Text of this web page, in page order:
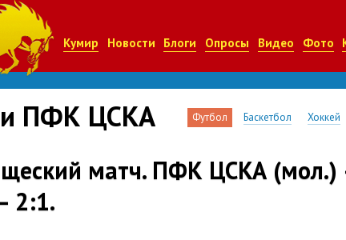
Кумир Новости Блоги Опросы Видео Фото
ПФК ЦСКА Футбол Баскетбол Хоккей
матч. ПФК ЦСКА (мол.)
2:1.